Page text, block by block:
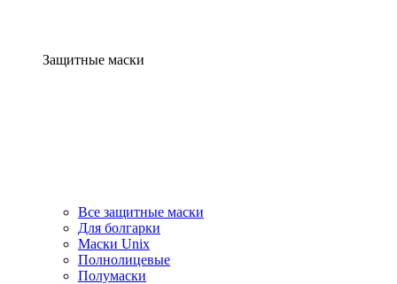
Защитные маски
Все защитные маски
Для болгарки
Маски Unix
Полнолицевые
Полумаски